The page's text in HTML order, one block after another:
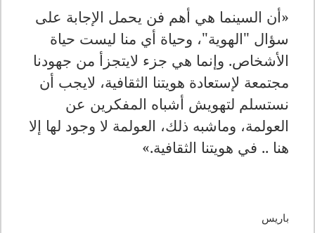
«أن السينما هي أهم فن يحمل الإجابة على
سؤال "الهوية"، وحياة أي منا ليست حياة
الأشخاص. وإنما هي جزء لايتجزأ من جهودنا
مجتمعة لإستعادة هويتنا الثقافية، لايجب أن
نستسلم لتهويش أشباه المفكرين عن
العولمة، وماشبه ذلك، العولمة لا وجود لها إلا
هنا .. في هويتنا الثقافية.»
باريس